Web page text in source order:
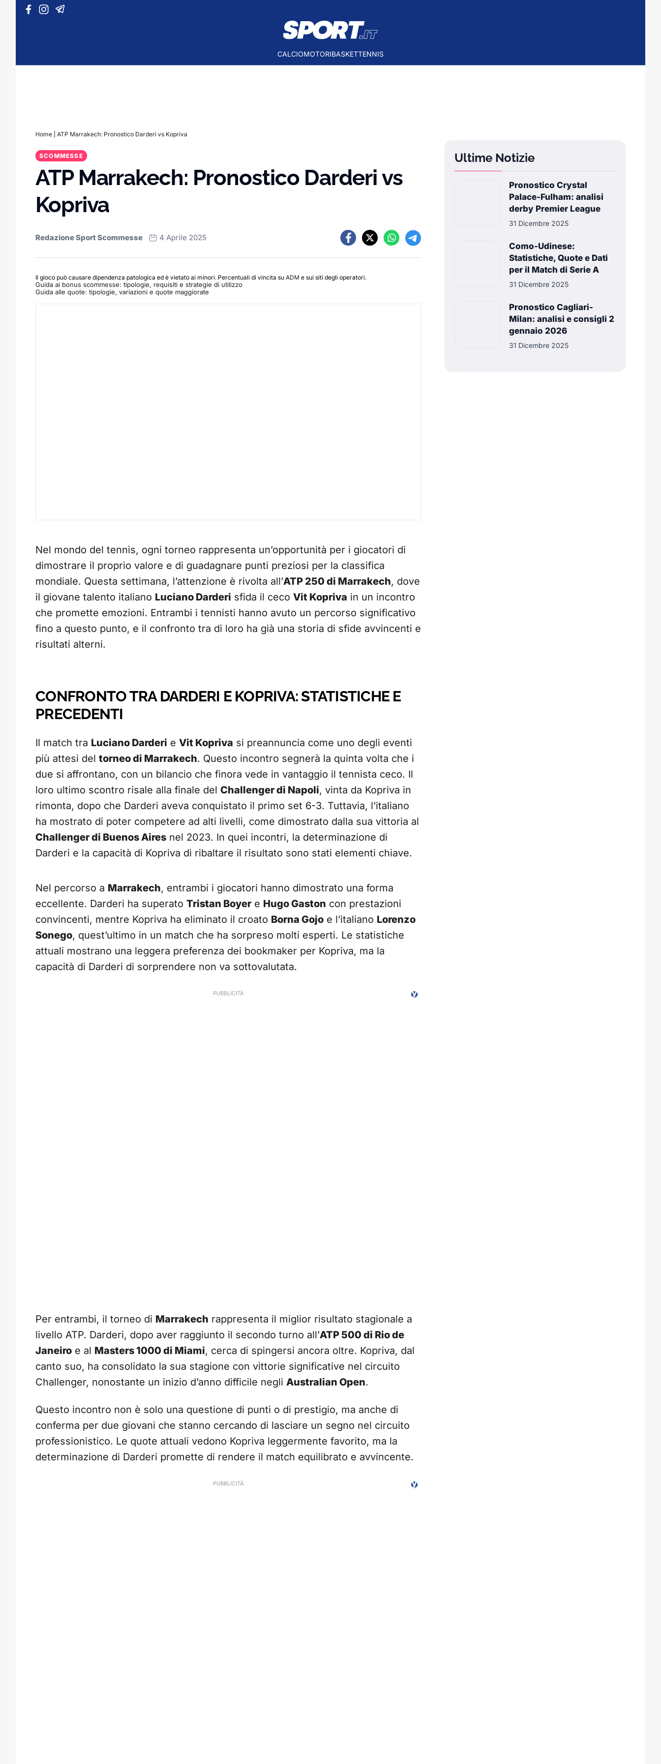
Vai al contenuto
CALCIOMOTORIBASKETTENNIS
Home ATP Marrakech: Pronostico Darderi vs Kopriva
SCOMMESSE
ATP Marrakech: Pronostico Darderi vs
Kopriva
Redazione Sport Scommesse 4 Aprile 2025
Il gioco può causare dipendenza patologica ed è vietato ai minori. Percentuali di vincita su ADM e sui siti degli operatori.
Guida ai bonus scommesse: tipologie, requisiti e strategie di utilizzo
Guida alle quote: tipologie, variazioni e quote maggiorate
Nel mondo del tennis, ogni torneo rappresenta un’opportunità per i giocatori di
dimostrare il proprio valore e di guadagnare punti preziosi per la classifica
mondiale. Questa settimana, l’attenzione è rivolta all’ATP 250 di Marrakech, dove
il giovane talento italiano Luciano Darderi sfida il ceco Vit Kopriva in un incontro
che promette emozioni. Entrambi i tennisti hanno avuto un percorso significativo
fino a questo punto, e il confronto tra di loro ha già una storia di sfide avvincenti e
risultati alterni.
CONFRONTO TRA DARDERI E KOPRIVA: STATISTICHE E
PRECEDENTI
Il match tra Luciano Darderi e Vit Kopriva si preannuncia come uno degli eventi
più attesi del torneo di Marrakech. Questo incontro segnerà la quinta volta che i
due si affrontano, con un bilancio che finora vede in vantaggio il tennista ceco. Il
loro ultimo scontro risale alla finale del Challenger di Napoli, vinta da Kopriva in
rimonta, dopo che Darderi aveva conquistato il primo set 6-3. Tuttavia, l’italiano
ha mostrato di poter competere ad alti livelli, come dimostrato dalla sua vittoria al
Challenger di Buenos Aires nel 2023. In quei incontri, la determinazione di
Darderi e la capacità di Kopriva di ribaltare il risultato sono stati elementi chiave.
Nel percorso a Marrakech, entrambi i giocatori hanno dimostrato una forma
eccellente. Darderi ha superato Tristan Boyer e Hugo Gaston con prestazioni
convincenti, mentre Kopriva ha eliminato il croato Borna Gojo e l’italiano Lorenzo
Sonego, quest’ultimo in un match che ha sorpreso molti esperti. Le statistiche
attuali mostrano una leggera preferenza dei bookmaker per Kopriva, ma la
capacità di Darderi di sorprendere non va sottovalutata.
Per entrambi, il torneo di Marrakech rappresenta il miglior risultato stagionale a
livello ATP. Darderi, dopo aver raggiunto il secondo turno all’ATP 500 di Rio de
Janeiro e al Masters 1000 di Miami, cerca di spingersi ancora oltre. Kopriva, dal
canto suo, ha consolidato la sua stagione con vittorie significative nel circuito
Challenger, nonostante un inizio d’anno difficile negli Australian Open.
Questo incontro non è solo una questione di punti o di prestigio, ma anche di
conferma per due giovani che stanno cercando di lasciare un segno nel circuito
professionistico. Le quote attuali vedono Kopriva leggermente favorito, ma la
determinazione di Darderi promette di rendere il match equilibrato e avvincente.
Ultime Notizie
Pronostico Crystal
Palace-Fulham: analisi
derby Premier League
31 Dicembre 2025
Como-Udinese:
Statistiche, Quote e Dati
per il Match di Serie A
31 Dicembre 2025
Pronostico Cagliari-
Milan: analisi e consigli 2
gennaio 2026
31 Dicembre 2025